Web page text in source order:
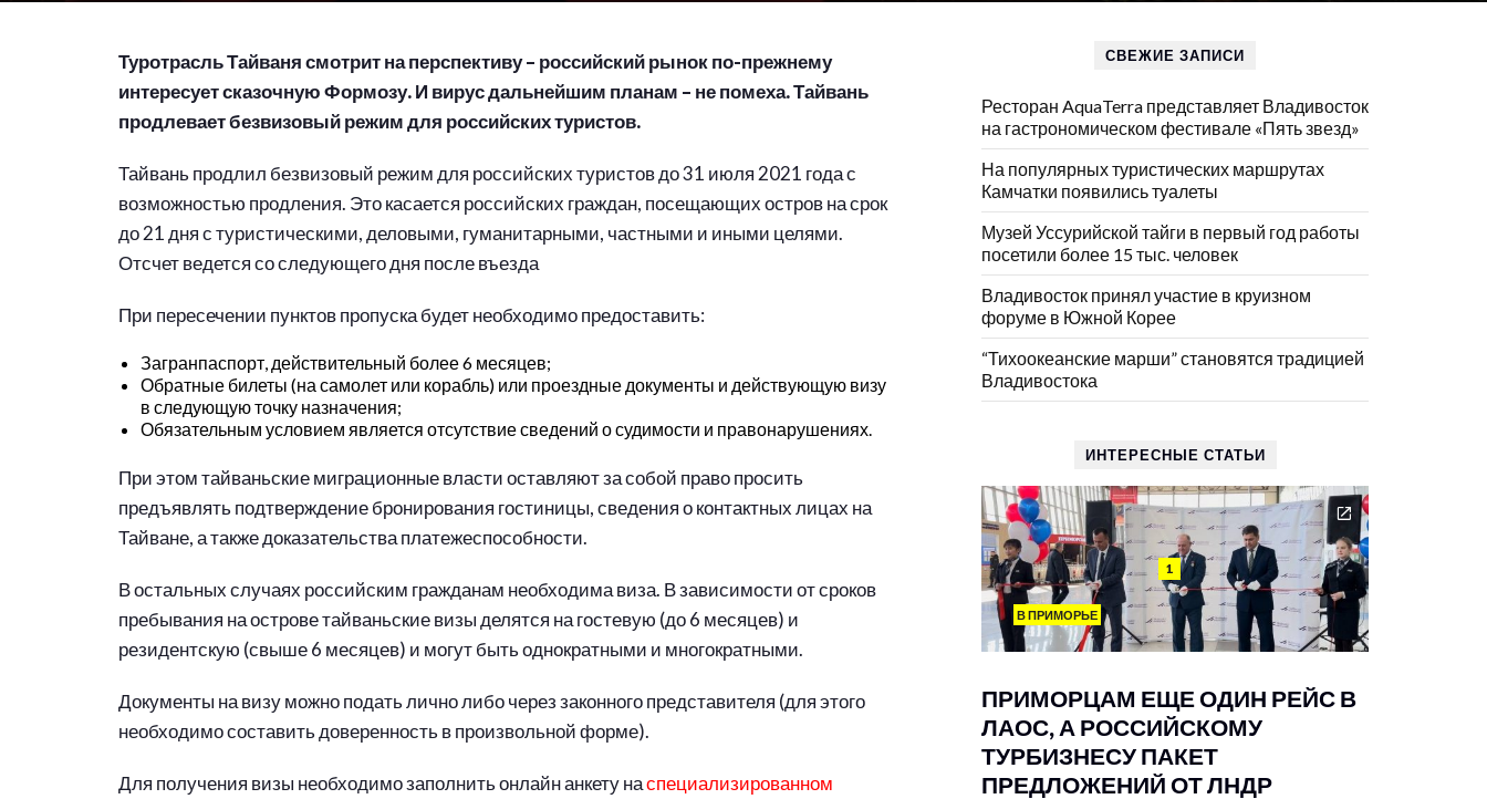
Туротрасль Тайваня смотрит на перспективу – российский рынок по-прежнему
интересует сказочную Формозу. И вирус дальнейшим планам – не помеха. Тайвань
продлевает безвизовый режим для российских туристов.
Тайвань продлил безвизовый режим для российских туристов до 31 июля 2021 года с
возможностью продления. Это касается российских граждан, посещающих остров на срок
до 21 дня с туристическими, деловыми, гуманитарными, частными и иными целями.
Отсчет ведется со следующего дня после въезда
При пересечении пунктов пропуска будет необходимо предоставить:
Загранпаспорт, действительный более 6 месяцев;
Обратные билеты (на самолет или корабль) или проездные документы и действующую визу
в следующую точку назначения;
Обязательным условием является отсутствие сведений о судимости и правонарушениях.
При этом тайваньские миграционные власти оставляют за собой право просить
предъявлять подтверждение бронирования гостиницы, сведения о контактных лицах на
Тайване, а также доказательства платежеспособности.
В остальных случаях российским гражданам необходима виза. В зависимости от сроков
пребывания на острове тайваньские визы делятся на гостевую (до 6 месяцев) и
резидентскую (свыше 6 месяцев) и могут быть однократными и многократными.
Документы на визу можно подать лично либо через законного представителя (для этого
необходимо составить доверенность в произвольной форме).
Для получения визы необходимо заполнить онлайн анкету наспециализированном
СВЕЖИЕ ЗАПИСИ
Ресторан AquaTerra представляет Владивосток
на гастрономическом фестивале «Пять звезд»
На популярных туристических маршрутах
Камчатки появились туалеты
Музей Уссурийской тайги в первый год работы
посетили более 15 тыс. человек
Владивосток принял участие в круизном
форуме в Южной Корее
“Тихоокеанские марши” становятся традицией
Владивостока
ИНТЕРЕСНЫЕ СТАТЬИ
1
В ПРИМОРЬЕ
ПРИМОРЦАМ ЕЩЕ ОДИН РЕЙС В
ЛАОС, А РОССИЙСКОМУ
ТУРБИЗНЕСУ ПАКЕТ
ПРЕДЛОЖЕНИЙ ОТ ЛНДР